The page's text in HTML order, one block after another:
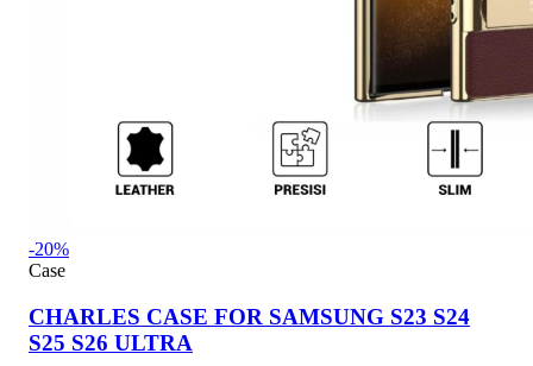
-20%
Case
CHARLES CASE FOR SAMSUNG S23 S24
S25 S26 ULTRA